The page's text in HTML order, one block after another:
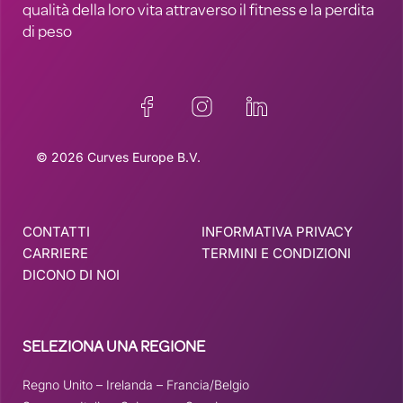
qualità della loro vita attraverso il fitness e la perdita
di peso
© 2026 Curves Europe B.V.
CONTATTI
CARRIERE
DICONO DI NOI
INFORMATIVA PRIVACY
TERMINI E CONDIZIONI
SELEZIONA UNA REGIONE
Regno Unito – Irelanda – Francia/Belgio